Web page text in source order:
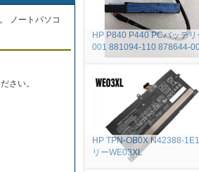
ノートパソコ
さい。
HP P840 P440 PCバッテ
001 881094-110 878644-
HP TPN-OB0X N42388-
リーWE03XL